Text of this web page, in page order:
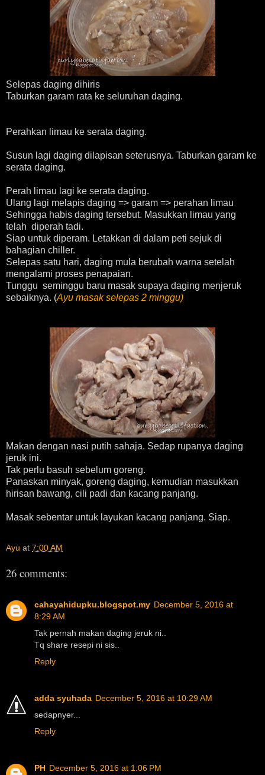
Selepas daging dihiris
Taburkan garam rata ke seluruhan daging.
Perahkan limau ke serata daging.
Susun lagi daging dilapisan seterusnya. Taburkan garam ke
serata daging.
Perah limau lagi ke serata daging.
Ulang lagi melapis daging => garam => perahan limau
Sehingga habis daging tersebut. Masukkan limau yang
telah diperah tadi.
Siap untuk diperam. Letakkan di dalam peti sejuk di
bahagian chiller.
Selepas satu hari, daging mula berubah warna setelah
mengalami proses penapaian.
Tunggu seminggu baru masak supaya daging menjeruk
sebaiknya. (Ayu masak selepas 2 minggu)
Makan dengan nasi putih sahaja. Sedap rupanya daging
jeruk ini.
Tak perlu basuh sebelum goreng.
Panaskan minyak, goreng daging, kemudian masukkan
hirisan bawang, cili padi dan kacang panjang.
Masak sebentar untuk layukan kacang panjang. Siap.
Ayu at 7:00 AM
26 comments:
cahayahidupku.blogspot.my December 5, 2016 at
8:29 AM
Tak pernah makan daging jeruk ni..
Tq share resepi ni sis..
Reply
adda syuhada December 5, 2016 at 10:29 AM
sedapnyer...
Reply
PH December 5, 2016 at 1:06 PM